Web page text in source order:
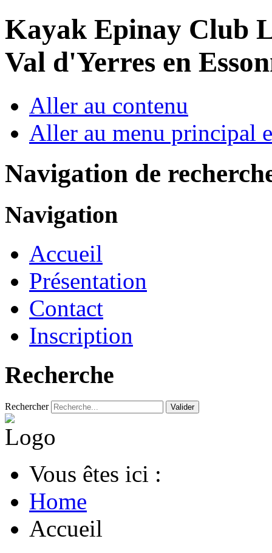
Kayak Epinay Club
Val d'Yerres en
Aller au contenu
Aller au menu principal
Navigation de
Navigation
Accueil
Présentation
Contact
Inscription
Recherche
Rechercher Valider
Vous êtes ici :
Home
Accueil